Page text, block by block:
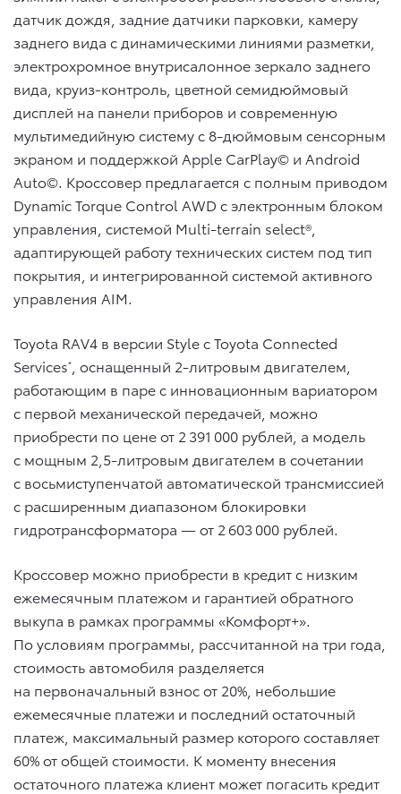
датчик дождя, задние датчики парковки, камеру
заднего вида с динамическими линиями разметки,
электрохромное внутрисалонное зеркало заднего
вида, круиз-контроль, цветной семидюймовый
дисплей на панели приборов и современную
мультимедийную систему с 8-дюймовым сенсорным
экраном и поддержкой Apple CarPlay© и Android
Auto©. Кроссовер предлагается с полным приводом
Dynamic Torque Control AWD с электронным блоком
управления, системой Multi-terrain select®,
адаптирующей работу технических систем под тип
покрытия, и интегрированной системой активного
управления AIM.
Toyota RAV4 в версии Style с Toyota Connected
Services* , оснащенный 2-литровым двигателем,
работающим в паре с инновационным вариатором
с первой механической передачей, можно
приобрести по цене от 2 391 000 рублей, а модель
с мощным 2,5-литровым двигателем в сочетании
с восьмиступенчатой автоматической трансмиссией
с расширенным диапазоном блокировки
гидротрансформатора — от 2 603 000 рублей.
Кроссовер можно приобрести в кредит с низким
ежемесячным платежом и гарантией обратного
выкупа в рамках программы «Комфорт+».
По условиям программы, рассчитанной на три года,
стоимость автомобиля разделяется
на первоначальный взнос от 20%, небольшие
ежемесячные платежи и последний остаточный
платеж, максимальный размер которого составляет
60% от общей стоимости. К моменту внесения
остаточного платежа клиент может погасить кредит